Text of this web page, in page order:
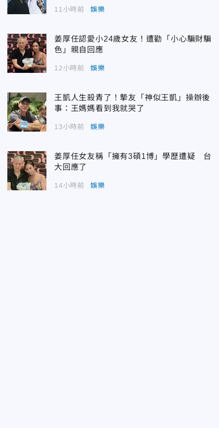
11小時前 娛樂
姜厚任認愛小24歲女友！遭勸「小心騙財騙
色」親自回應
12小時前 娛樂
王凱人生殺青了！摯友「神似王凱」操辦後
事：王媽媽看到我就哭了
13小時前 娛樂
姜厚任女友稱「擁有3碩1博」學歷遭疑 台
大回應了
14小時前 娛樂